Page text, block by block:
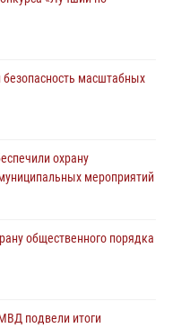
празднования 98-
правопорядка не
лицензионно-
масштабных
охрану
мероприятий
общественного порядка
подвели итоги